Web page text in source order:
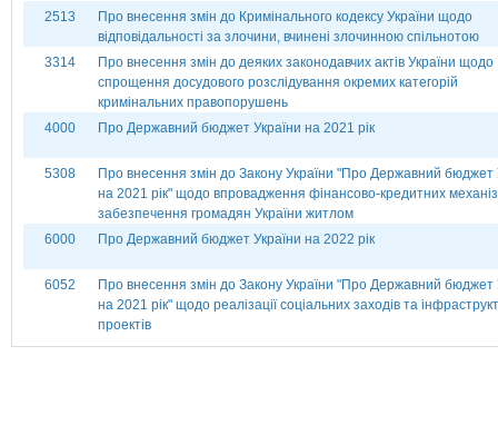
2513
Про внесення змін до Кримінального кодексу України щодо
відповідальності за злочини, вчинені злочинною спільнотою
3314
Про внесення змін до деяких законодавчих актів України щодо
спрощення досудового розслідування окремих категорій
кримінальних правопорушень
4000
Про Державний бюджет України на 2021 рік
5308
Про внесення змін до Закону України "Про Державний бюджет
на 2021 рік" щодо впровадження фінансово-кредитних
забезпечення громадян України житлом
6000
Про Державний бюджет України на 2022 рік
6052
Про внесення змін до Закону України "Про Державний бюджет
на 2021 рік" щодо реалізації соціальних заходів та
проектів